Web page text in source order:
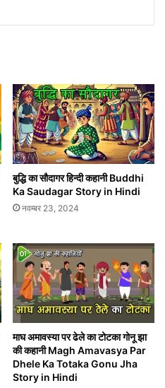
बुद्धि का सौदागर हिन्दी कहानी Buddhi
Ka Saudagar Story in Hindi
नवम्बर 23, 2024
माघ अमावस्या पर ढेले का टोटका गोनू झा
की कहानी Magh Amavasya Par
Dhele Ka Totaka Gonu Jha
Story in Hindi